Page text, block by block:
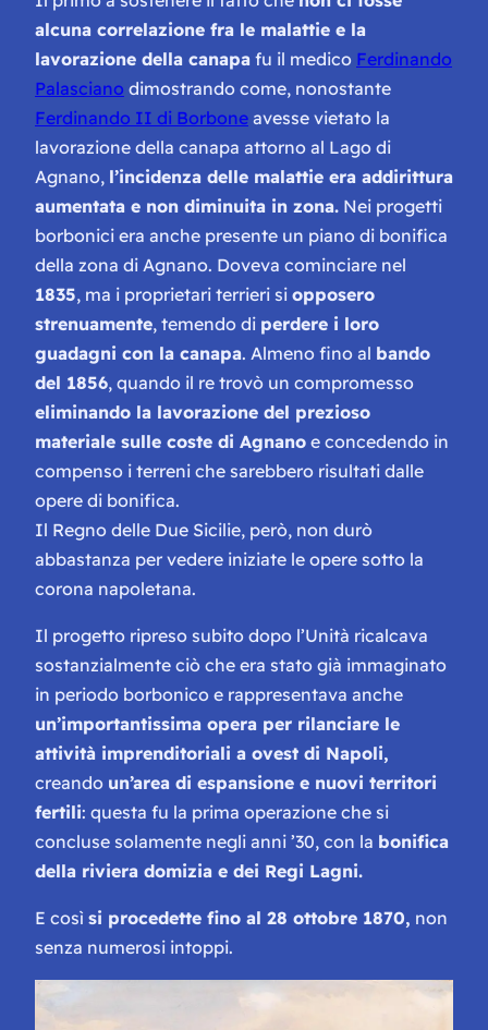
alcuna correlazione fra le malattie e la
lavorazione della canapa fu il medico Ferdinando
Palasciano dimostrando come, nonostante
Ferdinando II di Borbone avesse vietato la
lavorazione della canapa attorno al Lago di
Agnano, l’incidenza delle malattie era addirittura
aumentata e non diminuita in zona. Nei progetti
borbonici era anche presente un piano di bonifica
della zona di Agnano. Doveva cominciare nel
1835, ma i proprietari terrieri si opposero
strenuamente, temendo di perdere i loro
guadagni con la canapa. Almeno fino al bando
del 1856, quando il re trovò un compromesso
eliminando la lavorazione del prezioso
materiale sulle coste di Agnano e concedendo in
compenso i terreni che sarebbero risultati dalle
opere di bonifica.
Il Regno delle Due Sicilie, però, non durò
abbastanza per vedere iniziate le opere sotto la
corona napoletana.
Il progetto ripreso subito dopo l’Unità ricalcava
sostanzialmente ciò che era stato già immaginato
in periodo borbonico e rappresentava anche
un’importantissima opera per rilanciare le
attività imprenditoriali a ovest di Napoli,
creando un’area di espansione e nuovi territori
fertili: questa fu la prima operazione che si
concluse solamente negli anni ’30, con la bonifica
della riviera domizia e dei Regi Lagni.
E così si procedette fino al 28 ottobre 1870, non
senza numerosi intoppi.